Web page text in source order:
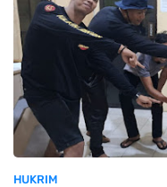
HUKRIM